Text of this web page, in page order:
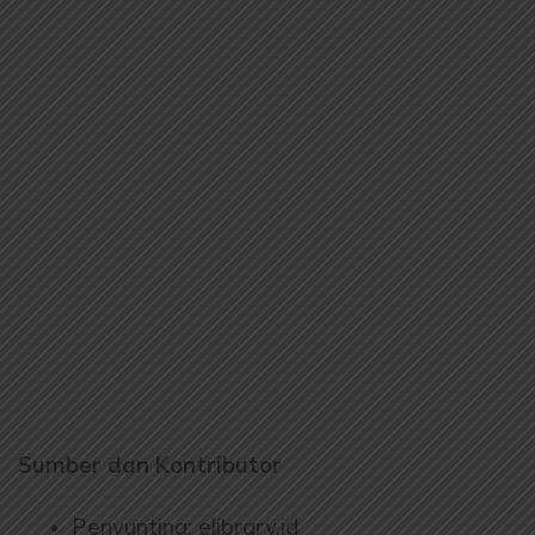
Sumber dan Kontributor
Penyunting: elibrary.id